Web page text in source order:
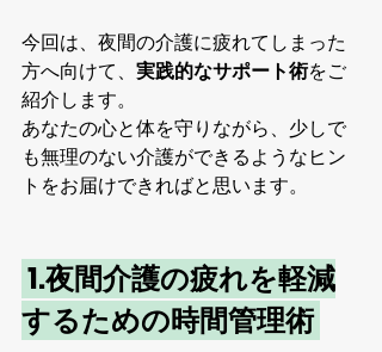
今回は、夜間の介護に疲れてしまった
方へ向けて、 実践的なサポート術をご
紹介します。
あなたの心と体を守りながら、少しで
も無理のない介護ができるようなヒン
トをお届けできればと思います。
するための時間管理術